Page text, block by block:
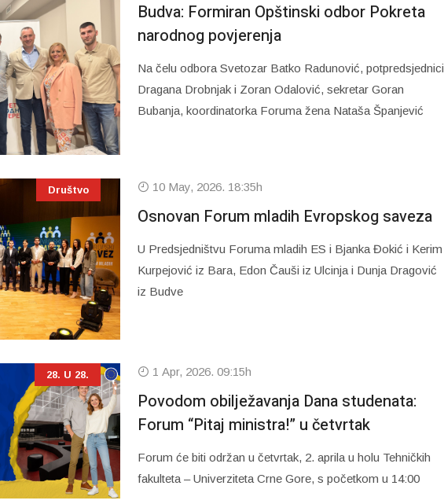
Budva: Formiran Opštinski odbor Pokreta
narodnog povjerenja
Na čelu odbora Svetozar Batko Radunović, potpredsjednici
Dragana Drobnjak i Zoran Odalović, sekretar Goran
Bubanja, koordinatorka Foruma žena Nataša Španjević
Društvo 10 May, 2026. 18:35h
Osnovan Forum mladih Evropskog saveza
U Predsjedništvu Foruma mladih ES i Bjanka Đokić i Kerim
Kurpejović iz Bara, Edon Čauši iz Ulcinja i Dunja Dragović
iz Budve
28. U 28. 1 Apr, 2026. 09:15h
Povodom obilježavanja Dana studenata:
Forum “Pitaj ministra!” u četvrtak
Forum će biti održan u četvrtak, 2. aprila u holu Tehničkih
fakulteta – Univerziteta Crne Gore, s početkom u 14:00